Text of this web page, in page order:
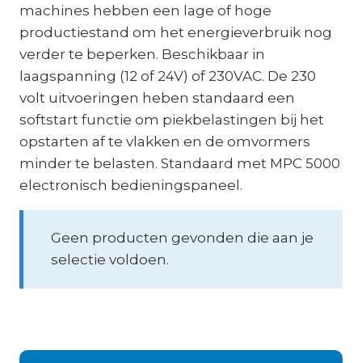
machines hebben een lage of hoge
productiestand om het energieverbruik nog
verder te beperken. Beschikbaar in
laagspanning (12 of 24V) of 230VAC. De 230
volt uitvoeringen heben standaard een
softstart functie om piekbelastingen bij het
opstarten af te vlakken en de omvormers
minder te belasten. Standaard met MPC 5000
electronisch bedieningspaneel.
Geen producten gevonden die aan je
selectie voldoen.